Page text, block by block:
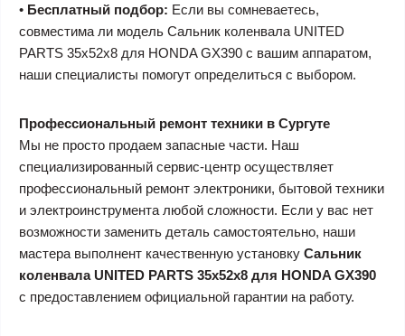
• Бесплатный подбор: Если вы сомневаетесь,
совместима ли модель Сальник коленвала UNITED
PARTS 35х52х8 для HONDA GX390 с вашим аппаратом,
наши специалисты помогут определиться с выбором.
Профессиональный ремонт техники в Сургуте
Мы не просто продаем запасные части. Наш
специализированный сервис-центр осуществляет
профессиональный ремонт электроники, бытовой техники
и электроинструмента любой сложности. Если у вас нет
возможности заменить деталь самостоятельно, наши
мастера выполнент качественную установку Сальник
коленвала UNITED PARTS 35х52х8 для HONDA GX390
с предоставлением официальной гарантии на работу.